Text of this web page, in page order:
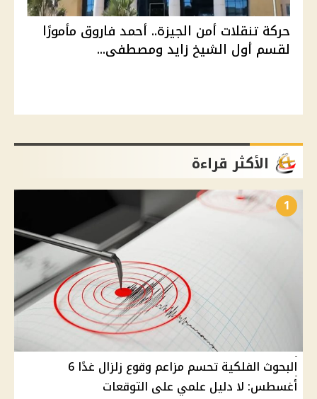
حركة تنقلات أمن الجيزة.. أحمد فاروق مأمورًا
لقسم أول الشيخ زايد ومصطفى...
الأكثر قراءة
1
البحوث الفلكية تحسم مزاعم وقوع زلزال غدًا 6
أغسطس: لا دليل علمي على التوقعات